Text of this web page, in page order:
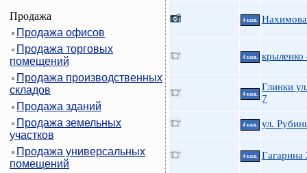
Продажа
Продажа офисов
Продажа торговых
помещений
Продажа производственных
складов
Продажа зданий
Продажа земельных
участков
Продажа универсальных
помещений
4 ккв.
4 ккв. крыленко
4 ккв.
Глинки
7
4 ккв. ул.
4 ккв. Гагарина